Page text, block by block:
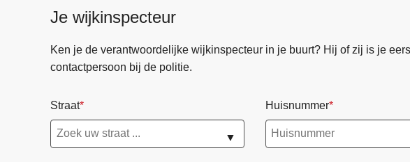
Je wijkinspecteur
Ken je de verantwoordelijke wijkinspecteur in je buurt? Hij of zij is je
contactpersoon bij de politie.
Straat
▼
Huisnummer